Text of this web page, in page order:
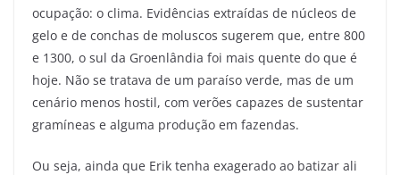
ocupação: o clima. Evidências extraídas de núcleos de
gelo e de conchas de moluscos sugerem que, entre 800
e 1300, o sul da Groenlândia foi mais quente do que é
hoje. Não se tratava de um paraíso verde, mas de um
cenário menos hostil, com verões capazes de sustentar
gramíneas e alguma produção em fazendas.
Ou seja, ainda que Erik tenha exagerado ao batizar ali